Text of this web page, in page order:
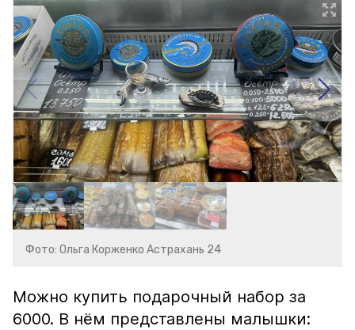
Фото: Ольга Корженко Астрахань 24
Можно купить подарочный набор за
6000. В нём представлены малышки: